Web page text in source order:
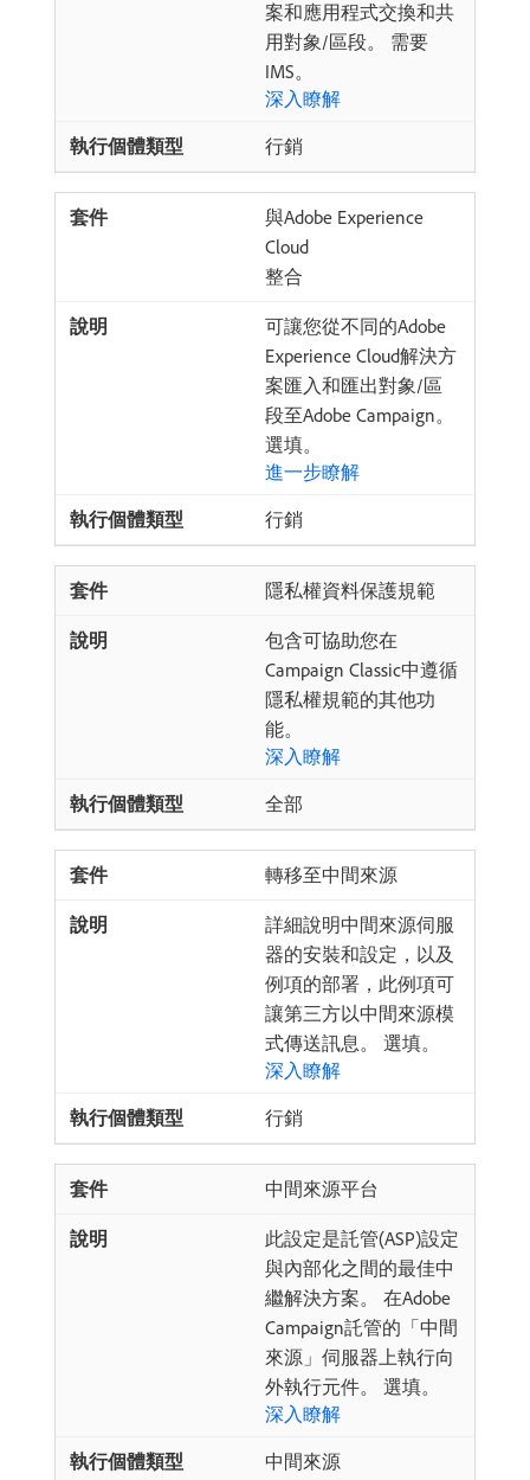
案和應用程式交換和共
用對象/區段。 需要
IMS。
深入瞭解
行銷
與Adobe Experience
Cloud
整合
可讓您從不同的Adobe
Experience Cloud解決方
案匯入和匯出對象/區
段至Adobe Campaign。
選填。
進一步瞭解
行銷
隱私權資料保護規範
包含可協助您在
Campaign Classic中遵循
隱私權規範的其他功
能。
深入瞭解
全部
轉移至中間來源
詳細說明中間來源伺服
器的安裝和設定，以及
例項的部署，此例項可
讓第三方以中間來源模
式傳送訊息。 選填。
深入瞭解
行銷
中間來源平台
此設定是託管(ASP)設定
與內部化之間的最佳中
繼解決方案。 在Adobe
Campaign託管的「中間
來源」伺服器上執行向
外執行元件。 選填。
深入瞭解
中間來源